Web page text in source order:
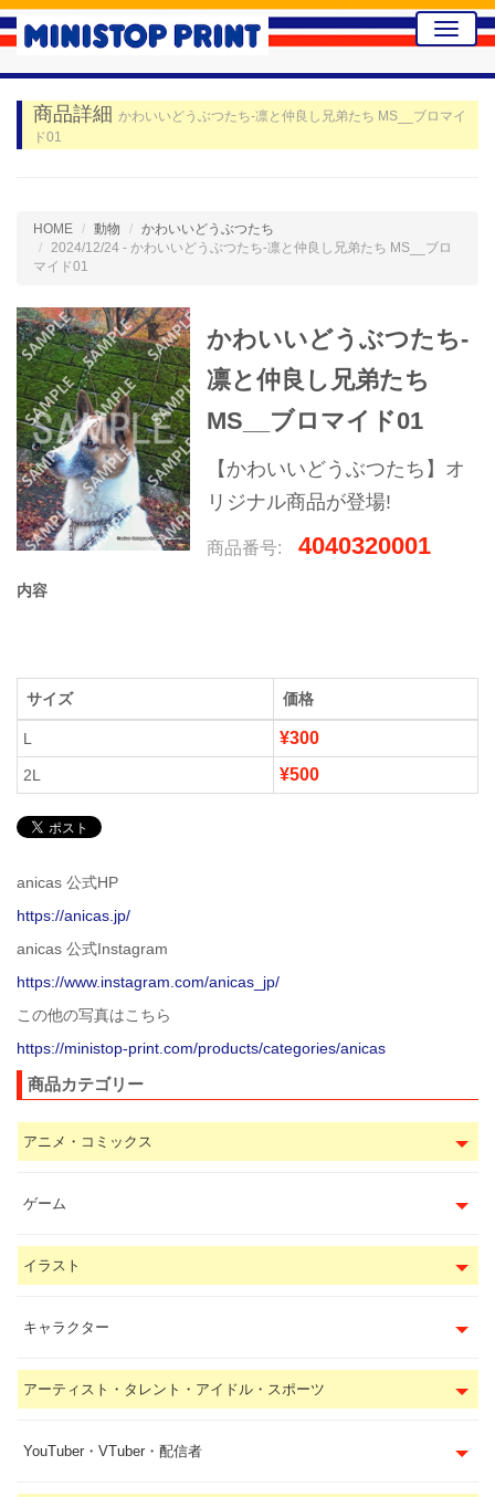
Toggle
商品詳細 かわいいどうぶつたち-凛と仲良し兄弟たち MS__ブロマイ
ド01
HOME 動物
かわいいどうぶつたち
2024/12/24 - かわいいどうぶつたち-凛と仲良し兄弟たち MS__ブロ
マイド01
かわいいどうぶつたち-
凛と仲良し兄弟たち
MS__ブロマイド01
【かわいいどうぶつたち】オ
リジナル商品が登場!
商品番号: 4040320001
内容
サイズ 価格
L ¥300
2L ¥500
anicas 公式HP
https://anicas.jp/
anicas 公式Instagram
https://www.instagram.com/anicas_jp/
この他の写真はこちら
https://ministop-print.com/products/categories/anicas
商品カテゴリー
アニメ・コミックス
ゲーム
イラスト
キャラクター
アーティスト・タレント・アイドル・スポーツ
YouTuber・VTuber・配信者